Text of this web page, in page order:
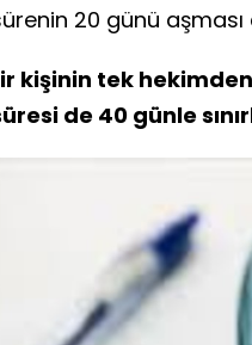
20 günü aşması
kişinin tek
de 40 günle